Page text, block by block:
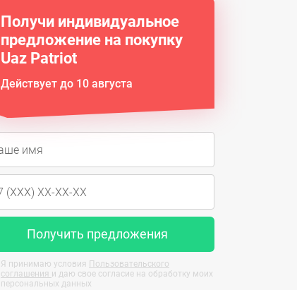
Получи индивидуальное
предложение на покупку
Uaz Patriot
Действует до 10 августа
Получить предложения
Я принимаю условия Пользовательского
соглашения и даю свое согласие на обработку моих
персональных данных